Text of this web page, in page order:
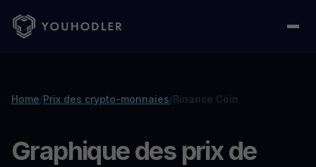
Home/Prix des crypto-monnaies/Binance Coin
Graphique des prix de